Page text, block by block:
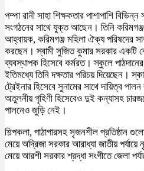
পম্পা রানী সাহা শিক্ষকতার পাশাপাশি
সংগঠনের সাথে যুক্ত আছেন। তিনি
আহ্বায়ক, করিমগঞ্জ মহিলা ঐক্য পরিষদের
করছেন। স্বামী সুজিত কুমার সরকার একটি
ব্যবস্থাপক হিসেবে কর্মরত। স্কুলে পাঠদানের
ইতিমধ্যে তিনি দক্ষতার পরিচয় দিয়েছেন।
ট্রেইনার হিসেবে সুনামের সাথে দায়িত্ব
অতুলনীয় গৃহিণী হিসেবেও দুই কন্যাসহ
পালনেও জুড়ি নেই।
শিল্পকলা, পাঠাগারসহ সৃজনশীল প্রতিষ্ঠান
মেয়ে অদ্রিজা সরকার আরাধ্যা জাতীয়
মেয়ে আরশী সরকার শ্রদ্ধা সংগীতে জেলা